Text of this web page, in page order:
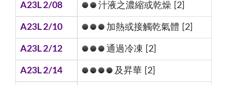
A23L 2/08 汁液之濃縮或乾燥 [2]
A23L 2/10 加熱或接觸乾氣體 [2]
A23L 2/12 通過冷凍 [2]
A23L 2/14 及昇華 [2]